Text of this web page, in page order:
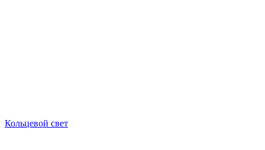
Кольцевой свет